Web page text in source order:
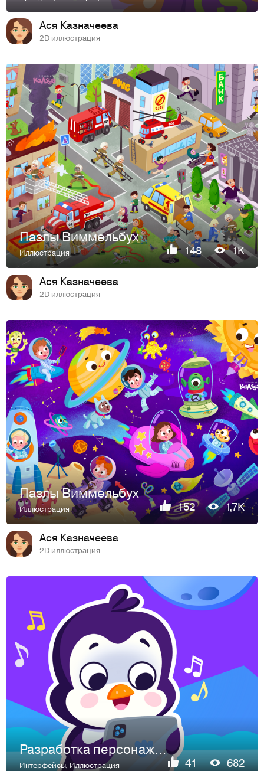
Ася Казначеева
2D иллюстрация
Пазлы Виммельбух
Иллюстрация 148 1K
Ася Казначеева
2D иллюстрация
Пазлы Виммельбух
Иллюстрация 152 1,7K
Ася Казначеева
2D иллюстрация
Разработка персонажа, иконки и экранов для мобильной игры
Интерфейсы, Иллюстрация 41 682